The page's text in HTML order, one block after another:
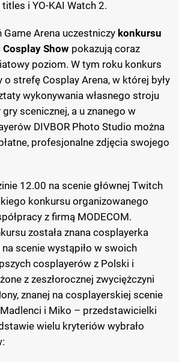
i YO-KAI Watch 2.
Game Arena uczestniczy konkursu
Cosplay Show pokazują coraz
poziom. W tym roku konkurs
o strefę Cosplay Arena, w której były
wykonywania własnego stroju
scenicznej, a u znanego w
DIVBOR Photo Studio można
profesjonalne zdjęcia swojego
12.00 na scenie głównej Twitch
konkursu organizowanego
z firmą MODECOM.
została znana cosplayerka
scenie wystąpiło w swoich
cosplayerów z Polski i
z zeszłorocznej zwyciężczyni
znanej na cosplayerskiej scenie
i Miko – przedstawicielki
wielu kryteriów wybrało